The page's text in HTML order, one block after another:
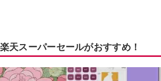
天スーパーセールがおすすめ！